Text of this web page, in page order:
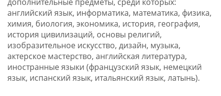
английский язык, информатика, математика, физика,
химия, биология, экономика, история, география,
история цивилизаций, основы религий,
изобразительное искусство, дизайн, музыка,
актерское мастерство, английская литература,
иностранные языки (французский язык, немецкий
язык, испанский язык, итальянский язык, латынь).